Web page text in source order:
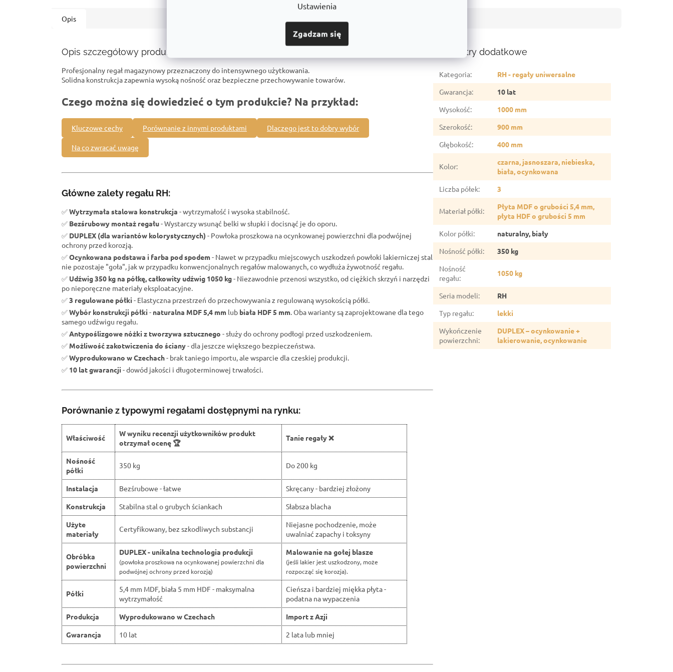
Ustawienia
Zgadzam się
Opis
Opis szczegółowy produktu
Profesjonalny regał magazynowy przeznaczony do intensywnego użytkowania.
Solidna konstrukcja zapewnia wysoką nośność oraz bezpieczne przechowywanie towarów.
Czego można się dowiedzieć o tym produkcie? Na przykład:
Kluczowe cechy Porównanie z innymi produktami Dlaczego jest to dobry wybór
Na co zwracać uwagę
Główne zalety regału RH:
✅Wytrzymała stalowa konstrukcja - wytrzymałość i wysoka stabilność.
✅ Bezśrubowy montaż regału- Wystarczy wsunąć belki w słupki i docisnąć je do oporu.
✅ DUPLEX (dla wariantów kolorystycznych) - Powłoka proszkowa na ocynkowanej powierzchni dla podwójnej
ochrony przed korozją.
✅Ocynkowana podstawa i farba pod spodem- Nawet w przypadku miejscowych uszkodzeń powłoki lakierniczej stal
nie pozostaje "goła", jak w przypadku konwencjonalnych regałów malowanych, co wydłuża żywotność regału.
✅ Udźwig 350 kg na półkę, całkowity udźwig 1050 kg- Niezawodnie przenosi wszystko, od ciężkich skrzyń i narzędzi
po nieporęczne materiały eksploatacyjne.
✅3 regulowane półki - Elastyczna przestrzeń do przechowywania z regulowaną wysokością półki.
✅Wybór konstrukcji półki - naturalna MDF 5,4 mm lub biała HDF 5 mm. Oba warianty są zaprojektowane dla tego
samego udźwigu regału.
✅Antypoślizgowe nóżki z tworzywa sztucznego - służy do ochrony podłogi przed uszkodzeniem.
✅ Możliwość zakotwiczenia do ściany- dla jeszcze większego bezpieczeństwa.
✅Wyprodukowano w Czechach- brak taniego importu, ale wsparcie dla czeskiej produkcji.
✅ 10 lat gwarancji - dowód jakości i długoterminowej trwałości.
Porównanie z typowymi regałami dostępnymi na rynku:
Właściwość
W wyniku recenzji użytkowników produkt
otrzymał ocenę 🏆
Tanie regały ❌
Nośność
półki
350 kg Do 200 kg
Instalacja Bezśrubowe - łatwe
Skręcany - bardziej złożony
Konstrukcja
Stabilna stal o grubych ściankach
Słabsza blacha
Użyte
materiały
Certyfikowany, bez szkodliwych substancji
Niejasne pochodzenie, może
uwalniać zapachy i toksyny
Obróbka
powierzchni
DUPLEX - unikalna technologia produkcji
(powłoka proszkowa na ocynkowanej powierzchni dla
podwójnej ochrony przed korozją)
Malowanie na gołej blasze
(jeśli lakier jest uszkodzony, może
rozpocząć się korozja).
Półki
5,4 mm MDF, biała 5 mm HDF - maksymalna
wytrzymałość
Cieńsza i bardziej miękka płyta -
podatna na wypaczenia
Produkcja
Wyprodukowano w Czechach
Import z Azji
Gwarancja
10 lat 2 lata lub mniej
Parametry dodatkowe
Kategoria:
RH - regały uniwersalne
Gwarancja:
10 lat
Wysokość:
1000 mm
Szerokość:
900 mm
Głębokość: 400 mm
Kolor:
czarna, jasnoszara, niebieska,
biała, ocynkowana
Liczba półek: 3
Materiał półki:
Płyta MDF o grubości 5,4 mm,
płyta HDF o grubości 5 mm
Kolor półki:
naturalny, biały
Nośność półki:
350 kg
Nośność
regału:
1050 kg
Seria modeli:
RH
Typ regału:
lekki
Wykończenie
powierzchni:
DUPLEX – ocynkowanie +
lakierowanie, ocynkowanie